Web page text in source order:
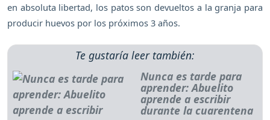
en absoluta libertad, los patos son devueltos a la granja para
producir huevos por los próximos 3 años.
Te gustaría leer también:
Nunca es tarde para
aprender: Abuelito
aprende a escribir
durante la cuarentena